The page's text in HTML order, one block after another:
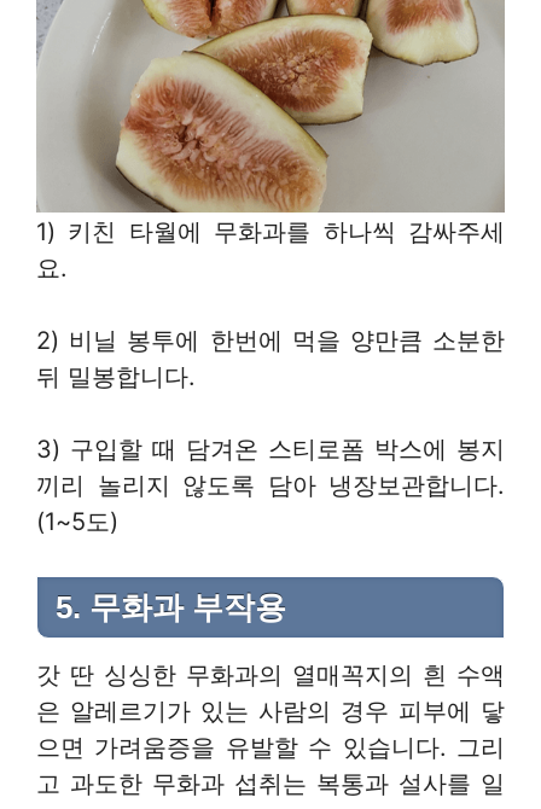
1) 키친 타월에 무화과를 하나씩 감싸주세
요.
2) 비닐 봉투에 한번에 먹을 양만큼 소분한
뒤 밀봉합니다.
3) 구입할 때 담겨온 스티로폼 박스에 봉지
끼리 놀리지 않도록 담아 냉장보관합니다.
(1~5도)
5. 무화과 부작용
갓 딴 싱싱한 무화과의 열매꼭지의 흰 수액
은 알레르기가 있는 사람의 경우 피부에 닿
으면 가려움증을 유발할 수 있습니다. 그리
고 과도한 무화과 섭취는 복통과 설사를 일